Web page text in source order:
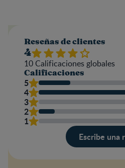
Reseñas de clientes
4
10 Calificaciones globales
Calificaciones
5
4
3
2
1
Escribe una